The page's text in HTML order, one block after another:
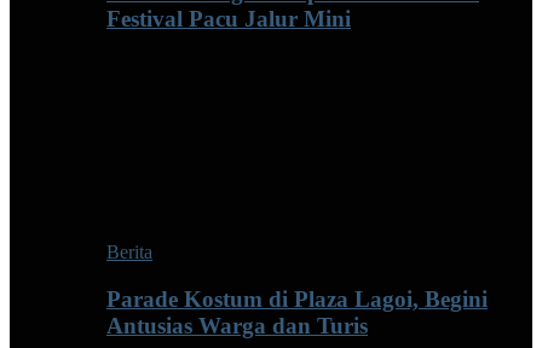
Festival Pacu Jalur Mini
Berita
Parade Kostum di Plaza Lagoi, Begini
Antusias Warga dan Turis